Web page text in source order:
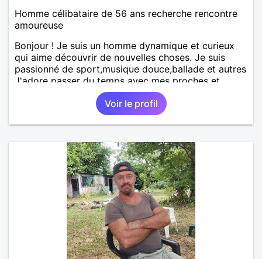
Homme célibataire de 56 ans recherche rencontre
amoureuse
Bonjour ! Je suis un homme dynamique et curieux
qui aime découvrir de nouvelles choses. Je suis
passionné de sport,musique douce,ballade et autres
J'adore passer du temps avec mes proches et
partager des moments inoubliables.
Voir le profil